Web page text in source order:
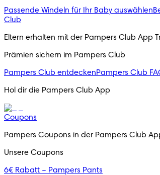
Passende Windeln für Ihr Baby auswählen
Club
Eltern erhalten mit der Pampers Club App
Prämien sichern im Pampers Club
Pampers Club entdeckenPampers Club
Hol dir die Pampers Club App
Coupons
Pampers Coupons in der Pampers Club
Unsere Coupons
6€ Rabatt – Pampers Pants